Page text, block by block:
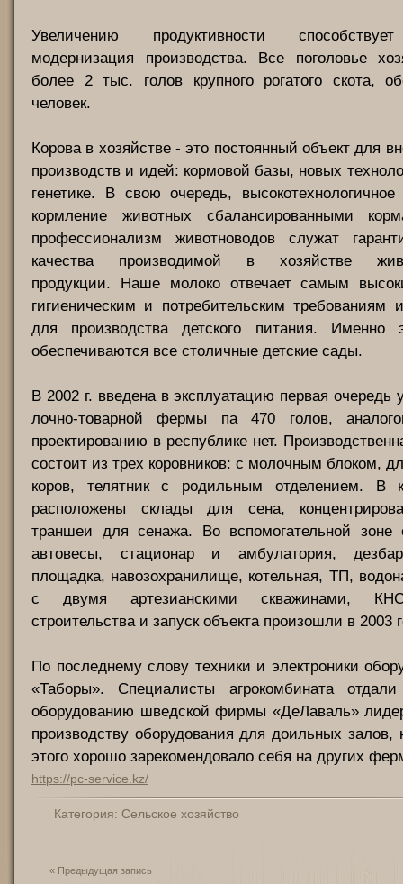
Увеличению продуктивности
модернизация производства. Все поголовье
более 2 тыс. голов крупного рогатого скота,
человек.
Корова в хозяйстве - это постоянный объект для
производств и идей: кормовой базы, новых
генетике. В свою очередь, высокотехнологичное
кормление животных сбалансированными
профессионализм животноводов служат
качества производимой в хозяйстве
продукции. Наше молоко отвечает самым
гигиеническим и потребительским требованиям
для производства детского питания. Именно
обеспечиваются все столичные детские сады.
В 2002 г. введена в эксплуатацию первая очередь
лочно-товарной фермы па 470 голов,
проектированию в республике нет.
состоит из трех коровников: с молочным блоком,
коров, телятник с родильным отделением. В
расположены склады для сена,
траншеи для сенажа. Во вспомогательной зоне
автовесы, стационар и амбулатория,
площадка, навозохранилище, котельная, ТП,
с двумя артезианскими скважинами,
строительства и запуск объекта произошли в 2003
По последнему слову техники и электроники
«Таборы». Специалисты агрокомбината отдали
оборудованию шведской фирмы «ДеЛаваль»
производству оборудования для доильных залов,
этого хорошо зарекомендовало себя на других
https://pc-service.kz/
Категория: Сельское хозяйство
« Предыдущая запись